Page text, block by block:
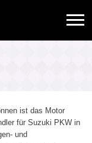
ist das Motor
für Suzuki PKW in
und